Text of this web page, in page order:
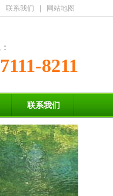
联系我们 网站地图
8211
联系我们